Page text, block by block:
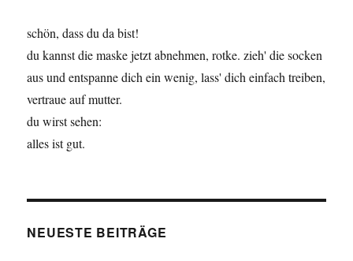
schön, dass du da bist!
du kannst die maske jetzt abnehmen, rotke. zieh' die socken
aus und entspanne dich ein wenig, lass' dich einfach treiben,
vertraue auf mutter.
du wirst sehen:
alles ist gut.
NEUESTE BEITRÄGE